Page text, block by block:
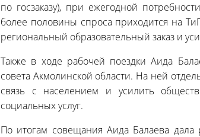
по госзаказу), при ежегодной
более половины спроса приходится на
региональный образовательный заказ и
Также в ходе рабочей поездки Аида
совета Акмолинской области. На ней
связь с населением и усилить
социальных услуг.
По итогам совещания Аида Балаева